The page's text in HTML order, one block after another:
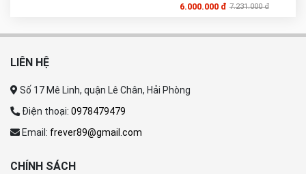
6.000.000 đ 7.231.000 đ
LIÊN HỆ
Số 17 Mê Linh, quận Lê Chân, Hải Phòng
Điện thoại: 0978479479
Email: frever89@gmail.com
CHÍNH SÁCH